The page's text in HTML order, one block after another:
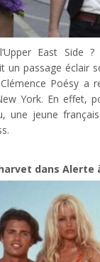
East Side
un passage éclair
Poésy a
York. En effet,
une jeune
dans Alerte